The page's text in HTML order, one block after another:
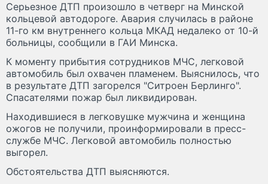
Серьезное ДТП произошло в четверг на Минской
кольцевой автодороге. Авария случилась в районе
11-го км внутреннего кольца МКАД недалеко от 10-й
больницы, сообщили в ГАИ Минска.
К моменту прибытия сотрудников МЧС, легковой
автомобиль был охвачен пламенем. Выяснилось, что
в результате ДТП загорелся "Ситроен Берлинго".
Спасателями пожар был ликвидирован.
Находившиеся в легковушке мужчина и женщина
ожогов не получили, проинформировали в пресс-
службе МЧС. Легковой автомобиль полностью
выгорел.
Обстоятельства ДТП выясняются.